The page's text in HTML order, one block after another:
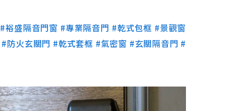
#裕盛隔音門窗 #專業隔音門 #乾式包框 #景觀窗
#防火玄關門 #乾式套框 #氣密窗 #玄關隔音門 #